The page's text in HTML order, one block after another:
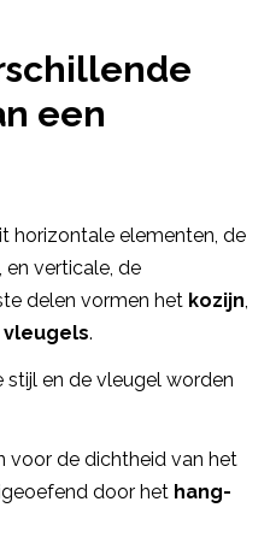
een
horizontale elementen, de
, en verticale, de
delen vormen het kozijn
vleugels.
en de vleugel worden
voor de dichtheid van het
door het hang-